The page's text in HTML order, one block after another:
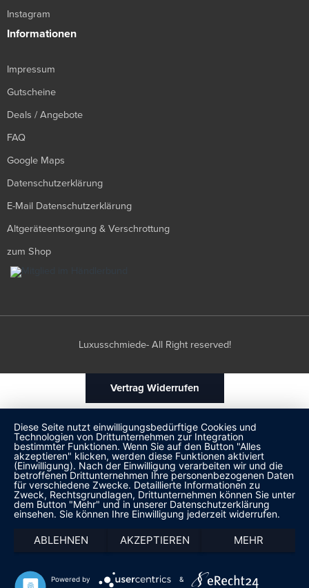
Instagram
Informationen
Impressum
Gutscheine
Deals / Angebote
FAQ
Google Maps
Datenschutzerklärung
E-Mail Datenschutzerklärung
Altgeräteentsorgung & Verschrottung
zum Shop
Luxusschmiede- All Right reserved!
Vertrag Widerrufen
Diese Seite nutzt einwilligungsbedürftige Cookies und
Technologien von Drittunternehmen zur Integration
bestimmter Funktionen. Wenn Sie auf den Button "Alles
akzeptieren" klicken, werden diese Funktionen aktiviert
(Einwilligung). Nach der Einwilligung verarbeiten wir und die
betroffenen Drittunternehmen Ihre personenbezogenen Daten
für verschiedene Zwecke. Detaillierte Informationen zu
Zweck, Rechtsgrundlagen, Drittunternehmen können Sie unter
dem Button "Mehr" und in unserer Datenschutzerklärung
einsehen. Sie können Ihre Einwilligung jederzeit widerrufen.
ABLEHNEN AKZEPTIEREN MEHR
Powered by &